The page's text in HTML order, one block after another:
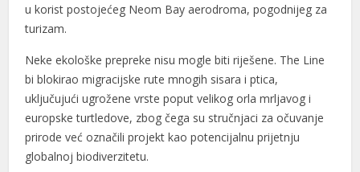
u korist postojećeg Neom Bay aerodroma, pogodnijeg za
turizam.
Neke ekološke prepreke nisu mogle biti riješene. The Line
bi blokirao migracijske rute mnogih sisara i ptica,
uključujući ugrožene vrste poput velikog orla mrljavog i
europske turtledove, zbog čega su stručnjaci za očuvanje
prirode već označili projekt kao potencijalnu prijetnju
globalnoj biodiverzitetu.